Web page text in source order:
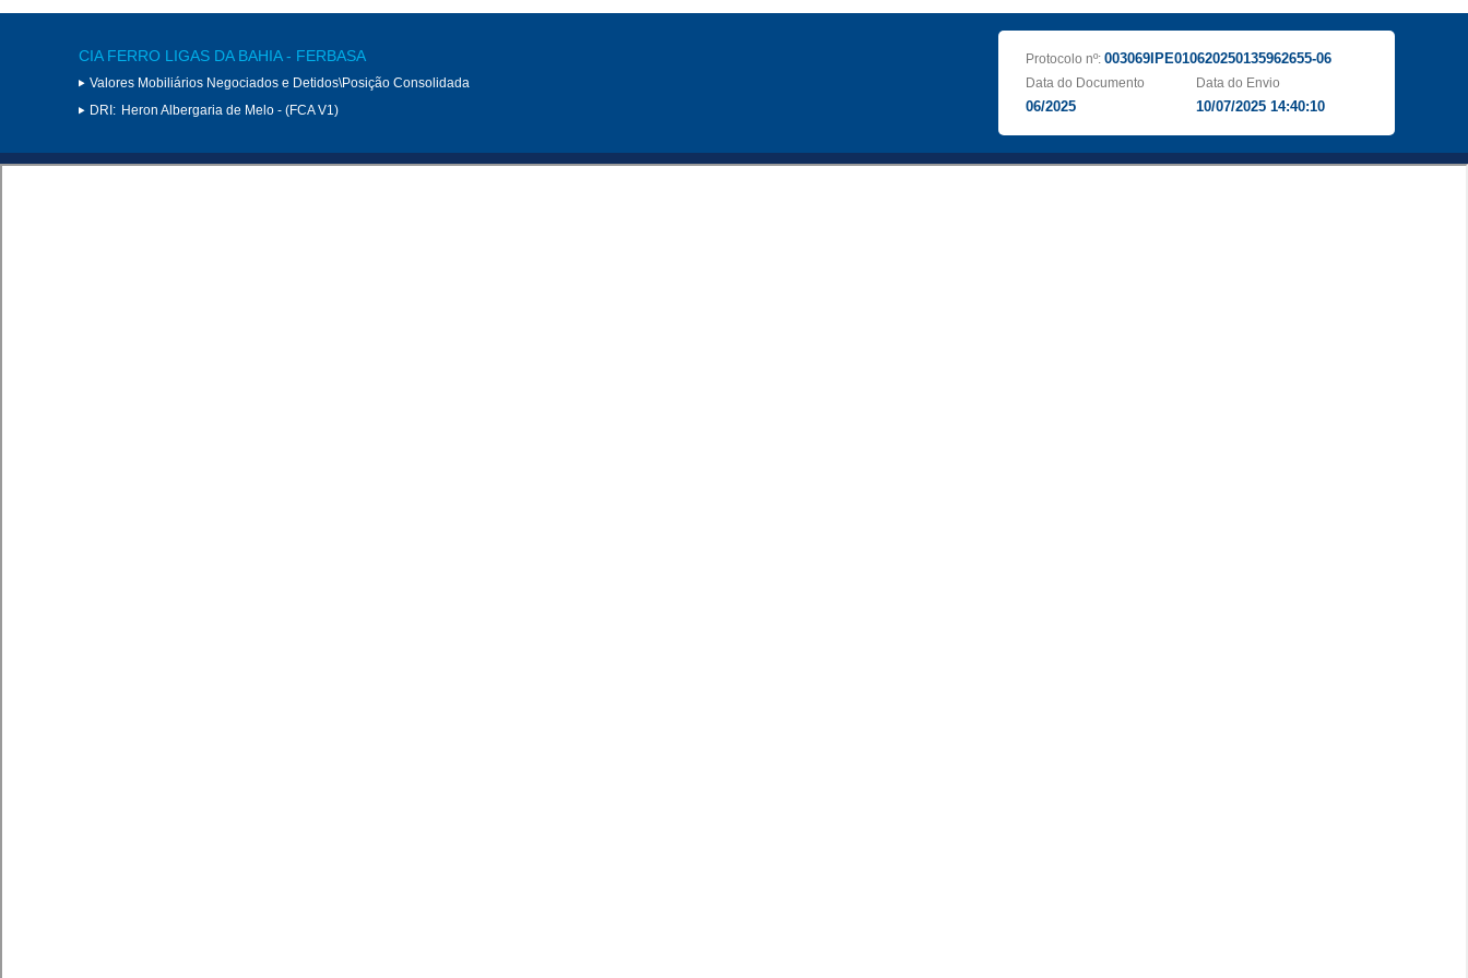
CIA FERRO LIGAS DA BAHIA - FERBASA
Valores Mobiliários Negociados e Detidos\Posição Consolidada
DRI: Heron Albergaria de Melo - (FCA V1)
Protocolo nº: 003069IPE010620250135962655-06
Data do Documento
06/2025
Data do Envio
10/07/2025 14:40:10